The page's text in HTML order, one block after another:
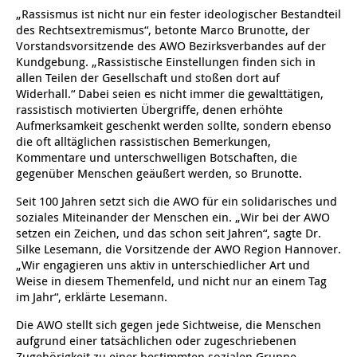
Ortsverein Alt-Laatzen
Ortsverein Arnum
Ortsverein Barsinghausen
Ortsverein Bennigsen
Ortsverein Bredenbeck
Ortsverein Großburgwedel
Ortsverein Godshorn
Ortsverein Garbsen
Ortsverein Fuhrberg
Ortsverein Berenbostel
Ortsverein Burgdorf
Ortsverein Burgdorf
Ortsverein Engelbostel-Schulenburg
Verein für Kinderkultur e.V.
Familienzentrum
Kindertagesstätte Freytagstraße
Kindertagesstätte Gehägestraße
Kindertagesstätte Gottfried-Keller-Straße /
Familienzentrum
Kindertagesstätte Große Pranke
Kindertagesstätte Herbartstraße
Kindertagesstätte Hiltrud-Grote-Weg
Krippe Höltystraße
Kindertagesstätte Ibykusweg / Familienzentrum
Kindertagesstätte Eichsfelder Straße
Kindertagesstätte Elmstraße / Familienzentrum
Kindertagesstätte Freudenthalstraße /
Familienzentrum
Kindertagesstätte Freytagstraße
Kindertagesstätte Gehägestraße
Kindertagesstätte Gorch-Fock-Straße
Kindertagesstätte Gottfried-Keller-Straße /
Familienzentrum
Kindertagesstätte Große Pranke
Kindertagesstätte Harenberger Straße
Kindertagesstätte Mühenkamp / Familienzentrum
Kindertagesstätte Pfarrlandplatz
Kindertagesstätte Rosenbergstraße
Hort Salzmannstraße
Kindertagesstätte Schweriner Straße /
Familienzentrum
Außenstelle Hort Stenhusenstraße
Kindertagesstätte Sylter Weg
Familienzentrum
Kindertagesstätte Mühenkamp / Familienzentrum
Kindertagesstätte Petermannstraße /
Familienzentrum
Kindertagesstätte Schweriner Straße /
Familienzentrum
Life Kinetik
Yoga mit Baby
Yoga in der Schwangerschaft
Stretch und Relax
Fitness für Frauen
Familienberatungsstelle
Online Pflege- und Seniorenberatung
werden!
Helfende Hände
Pflege und Wohnen
Wohnen für Alleinerziehende
Beratungsangebote
Jugendwohnen im Stadtteil
Ältere Menschen
Behördenbegleitung und Formularausfüllhilfe
Mehrsprachige Beratung
Wegweiser Seniorenkompass
Infotelefon
Migration
Berufssprachkurse
Migrationsberatung für junge Menschen
Interkulturelle Beratung für ältere Menschen
Menschen mit Behinderungen
Betreuer
„Rassismus ist nicht nur ein fester ideologischer Bestandteil
des Rechtsextremismus“, betonte Marco Brunotte, der
Vorstandsvorsitzende des AWO Bezirksverbandes auf der
Kundgebung. „Rassistische Einstellungen finden sich in
allen Teilen der Gesellschaft und stoßen dort auf
Widerhall.“ Dabei seien es nicht immer die gewalttätigen,
rassistisch motivierten Übergriffe, denen erhöhte
Aufmerksamkeit geschenkt werden sollte, sondern ebenso
die oft alltäglichen rassistischen Bemerkungen,
Kommentare und unterschwelligen Botschaften, die
gegenüber Menschen geäußert werden, so Brunotte.
Seit 100 Jahren setzt sich die AWO für ein solidarisches und
soziales Miteinander der Menschen ein. „Wir bei der AWO
setzen ein Zeichen, und das schon seit Jahren“, sagte Dr.
Silke Lesemann, die Vorsitzende der AWO Region Hannover.
„Wir engagieren uns aktiv in unterschiedlicher Art und
Weise in diesem Themenfeld, und nicht nur an einem Tag
im Jahr“, erklärte Lesemann.
Die AWO stellt sich gegen jede Sichtweise, die Menschen
aufgrund einer tatsächlichen oder zugeschriebenen